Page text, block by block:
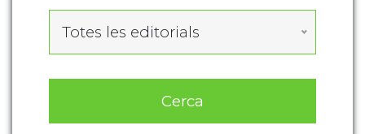
Totes les editorials
Cerca